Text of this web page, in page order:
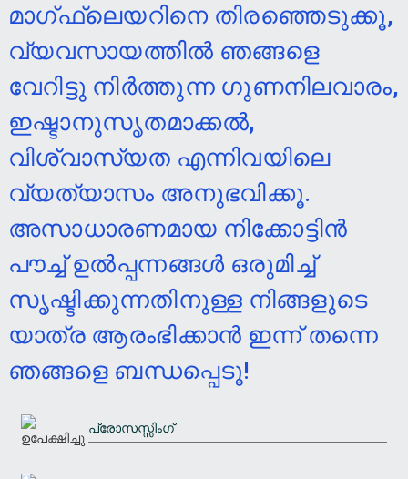
മാഗ്ഫ്ലെയറിനെ തിരഞ്ഞെടുക്കൂ,
വ്യവസായത്തിൽ ഞങ്ങളെ
വേറിട്ടു നിർത്തുന്ന ഗുണനിലവാരം,
ഇഷ്ടാനുസൃതമാക്കൽ,
വിശ്വാസ്യത എന്നിവയിലെ
വ്യത്യാസം അനുഭവിക്കൂ.
അസാധാരണമായ നിക്കോട്ടിൻ
പൗച്ച് ഉൽപ്പന്നങ്ങൾ ഒരുമിച്ച്
സൃഷ്ടിക്കുന്നതിനുള്ള നിങ്ങളുടെ
യാത്ര ആരംഭിക്കാൻ ഇന്ന് തന്നെ
ഞങ്ങളെ ബന്ധപ്പെടൂ!
പ്രോസസ്സിംഗ്